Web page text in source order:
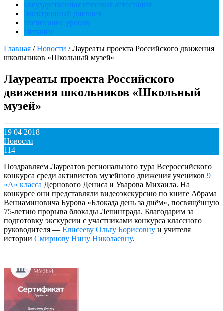
Государственная итоговая аттестация
Электронный дневник
Расписание уроков
Питание
Главная /Новости /Лауреаты проекта Российского движения
школьников «Школьный музей»
Лауреаты проекта Российского
движения школьников «Школьный
музей»
19 04 2018
Новости
114
Поздравляем Лауреатов регионального тура Всероссийского
конкурса среди активистов музейного движения учеников 9
«А» класса Дернового Дениса и Уварова Михаила. На
конкурсе они представляли видеоэкскурсию по книге Абрама
Вениаминовича Бурова «Блокада день за днём», посвящённую
75-летию прорыва блокады Ленинграда. Благодарим за
подготовку экскурсии с участниками конкурса классного
руководителя — Елисееву Ольгу Борисовну и учителя
истории Смирнову Нину Николаевну.